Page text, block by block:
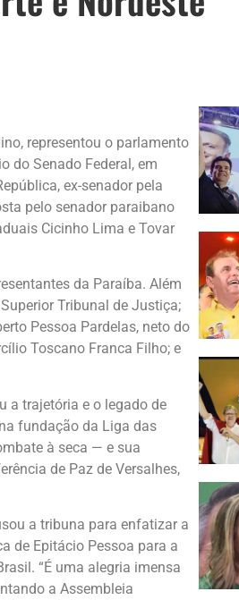
representou o parlamento
do Senado Federal, em
ex-senador pela
pelo senador paraibano
Cicinho Lima e Tovar
da Paraíba. Além
Tribunal de Justiça;
Pessoa Pardelas, neto do
Toscano Franca Filho; e
a trajetória e o legado de
fundação da Liga das
à seca — e sua
de Paz de Versalhes,
a tribuna para enfatizar a
de Epitácio Pessoa para a
“É uma alegria imensa
a Assembleia